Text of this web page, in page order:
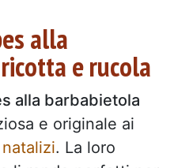
alla
e rucola
alla barbabietola
e originale ai
. La loro